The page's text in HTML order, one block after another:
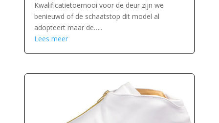
Kwalificatietoernooi voor de deur zijn we
benieuwd of de schaatstop dit model al
adopteert maar de…..
Lees meer